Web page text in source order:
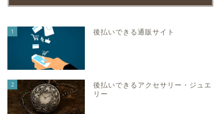
1 後払いできる通販サイト
2
後払いできるアクセサリー・ジュエ
リー